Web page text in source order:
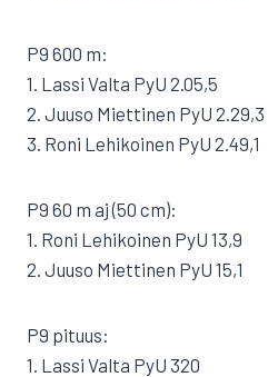
P9 600 m:
1. Lassi Valta PyU 2.05,5
2. Juuso Miettinen PyU 2.29,3
3. Roni Lehikoinen PyU 2.49,1
P9 60 m aj (50 cm):
1. Roni Lehikoinen PyU 13,9
2. Juuso Miettinen PyU 15,1
P9 pituus:
1. Lassi Valta PyU 320